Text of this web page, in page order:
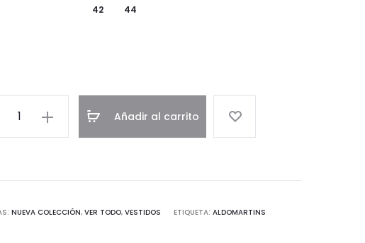
42 44
Añadir al carrito
NUEVA COLECCIÓN, VER TODO, VESTIDOS ETIQUETA: ALDOMARTINS